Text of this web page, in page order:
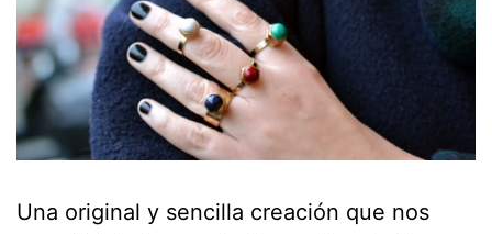
Una original y sencilla creación que nos